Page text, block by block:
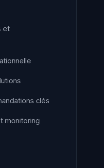
et
clés
monitoring